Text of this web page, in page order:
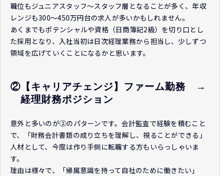
職位もジュニアスタッフ～スタッフ層となることが多く、年収
レンジも300～450万円台の求人が多いかもしれません。
あくまでもポテンシャルや資格（日商簿記2級）を切り口とし
た採用となり、入社当初は日次経理業務から担当し、少しずつ
領域を広げていくことになるかと思います。
②【キャリアチェンジ】ファーム勤務　→
経理財務ポジション
意外と多いのが②のパターンです。会計監査で経験を積むこと
で、「財務会計書類の成り立ちを理解し、視ることができる」
人材として、今度は作り手側に転職する方もいらっしゃいま
す。
理由は様々で、「帰属意識を持って自社のために働きたい」